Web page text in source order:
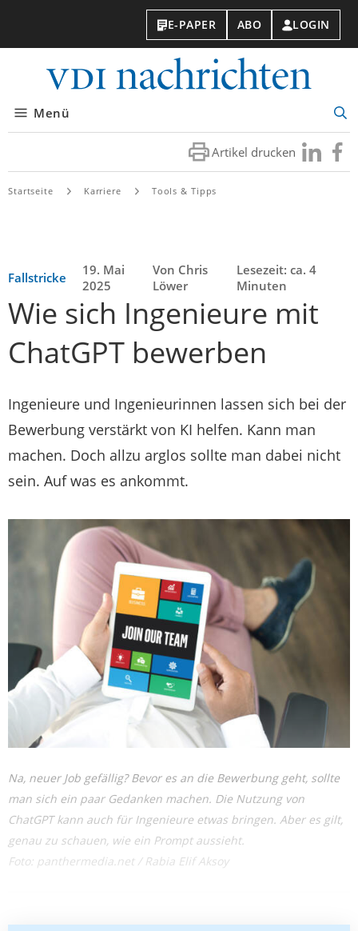
E-PAPER ABO LOGIN
Menü
Artikel drucken Besuchen
Sie
Sie
Startseite Karriere Tools & Tipps
Fallstricke
19. Mai
2025
Von Chris
Löwer
Lesezeit: ca. 4
Minuten
Wie sich Ingenieure mit
ChatGPT bewerben
Ingenieure und Ingenieurinnen lassen sich bei der
Bewerbung verstärkt von KI helfen. Kann man
machen. Doch allzu arglos sollte man dabei nicht
sein. Auf was es ankommt.
Na, neuer Job gefällig? Bevor es an die Bewerbung geht, sollte
man sich ein paar Gedanken machen. Die Nutzung von
ChatGPT kann auch für Ingenieure etwas bringen. Aber es gilt,
genau zu schauen, wie ein Prompt aussieht.
Foto: panthermedia.net / Rabia Elif Aksoy